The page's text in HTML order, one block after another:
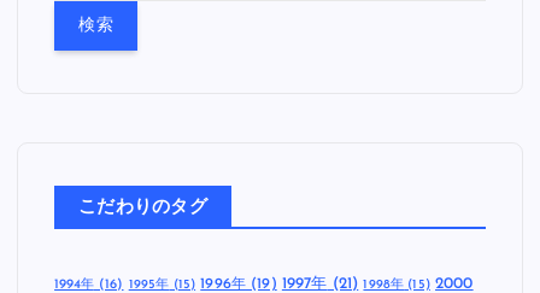
こだわりのタグ
1994年(16) 1995年 (15) 1996年(19) 1997年 (21) 1998年 (15) 2000